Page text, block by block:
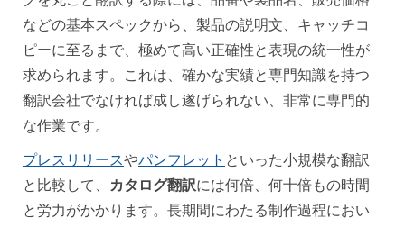
などの基本スペックから、製品の説明文、キャッチコ
ピーに至るまで、極めて高い正確性と表現の統一性が
求められます。これは、確かな実績と専門知識を持つ
翻訳会社でなければ成し遂げられない、非常に専門的
な作業です。
プレスリリースやパンフレット といった小規模な翻訳
と比較して、
カタログ翻訳には何倍、何十倍もの時間
と労力がかかります。長期間にわたる制作過程におい